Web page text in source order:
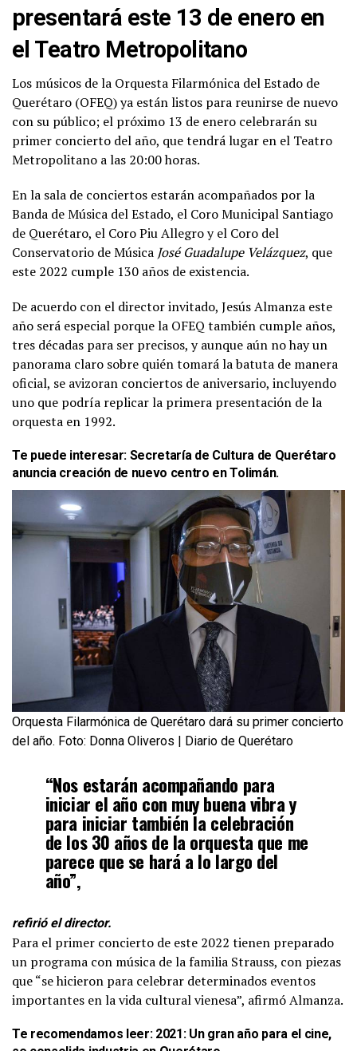
presentará este 13 de enero en
el Teatro Metropolitano
Los músicos de la Orquesta Filarmónica del Estado de
Querétaro (OFEQ) ya están listos para reunirse de nuevo
con su público; el próximo 13 de enero celebrarán su
primer concierto del año, que tendrá lugar en el Teatro
Metropolitano a las 20:00 horas.
En la sala de conciertos estarán acompañados por la
Banda de Música del Estado, el Coro Municipal Santiago
de Querétaro, el Coro Piu Allegro y el Coro del
Conservatorio de Música José Guadalupe Velázquez, que
este 2022 cumple 130 años de existencia.
De acuerdo con el director invitado, Jesús Almanza este
año será especial porque la OFEQ también cumple años,
tres décadas para ser precisos, y aunque aún no hay un
panorama claro sobre quién tomará la batuta de manera
oficial, se avizoran conciertos de aniversario, incluyendo
uno que podría replicar la primera presentación de la
orquesta en 1992.
Te puede interesar: Secretaría de Cultura de Querétaro
anuncia creación de nuevo centro en Tolimán.
Orquesta Filarmónica de Querétaro dará su primer concierto
del año. Foto: Donna Oliveros | Diario de Querétaro
“Nos estarán acompañando para
iniciar el año con muy buena vibra y
para iniciar también la celebración
de los 30 años de la orquesta que me
parece que se hará a lo largo del
año”,
refirió el director.
Para el primer concierto de este 2022 tienen preparado
un programa con música de la familia Strauss, con piezas
que “se hicieron para celebrar determinados eventos
importantes en la vida cultural vienesa”, afirmó Almanza.
Te recomendamos leer: 2021: Un gran año para el cine,